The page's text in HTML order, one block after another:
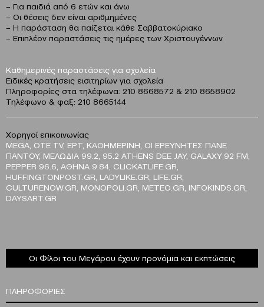
– Για παιδιά από 6 ετών και άνω
– Οι θέσεις δεν είναι αριθμημένες
– Η παράσταση θα παίζεται κάθε Σαββατοκύριακο
– Επιπλέον παραστάσεις τις ημέρες των Χριστουγέννων
Καθημερινές παραστάσεις για σχολεία
Ειδικές κρατήσεις εισιτηρίων για σχολεία
Πληροφορίες στα τηλέφωνα: 210 8668572 & 210 8658902
Τηλέφωνο & φαξ: 210 8665144
Χορηγοί επικοινωνίας
MEGA, OTE TV, ΕΡΤ, ΚΑΘΗΜΕΡΙΝΗ, ΟΙ ΕΡΕΥΝΗΤΕΣ ΠΑΝΕ
ΠΑΝΤΟΥ, ΜΕΛΩΔΙΑ 99.2, 95.2 ATHENS DEE JAY, GALAXY 92 FM,
PEPPER 96.6, ΑΘΗΝΑ 9.84, CLICKATLIFE.GR,
HUFFINGTONPOST.GR, LADYLIKE.GR, LIFE.GR,
CULTURENOW.GR, MONOPOLI.GR, METEO.GR, INFOKINDS.GR,
DAYSART.GR
Οι Φίλοι του Μεγάρου έχουν προνόμια και εκπτώσεις
ΠΛΗΡΟΦΟΡΙΕΣ